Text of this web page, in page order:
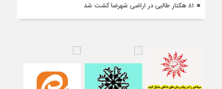
۸۱ هکتار طالبی در اراضی شهرضا کشت شد